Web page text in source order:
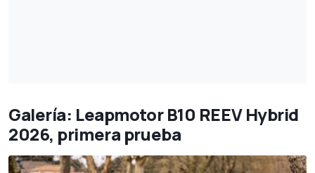
Galería: Leapmotor B10 REEV Hybrid
2026, primera prueba